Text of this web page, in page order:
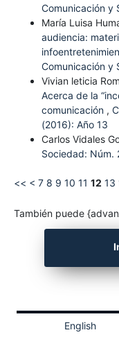
Comunicación y
María Luisa
audiencia:
Comunicación y
Vivian leticia
Acerca de la
comunicación ,
(2016): Año 13
Carlos Vidales
Sociedad: Núm.
<< < 7 8 9 10 11 12 13
También puede
English